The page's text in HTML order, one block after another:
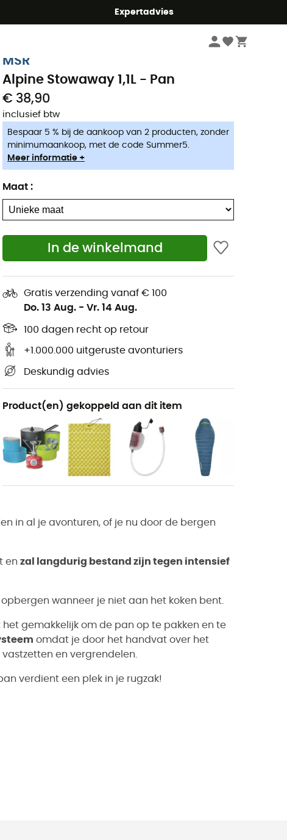
Expertadvies
Pannen & Kookgerei
MSR
Alpine Stowaway 1,1L - Pan
€ 38,90
inclusief btw
Bespaar 5 % bij de aankoop van 2 producten, zonder
minimumaankoop, met de code Summer5.
Meer informatie +
Maat :
In de winkelmand
Gratis verzending vanaf € 100
Do. 13 Aug. - Vr. 14 Aug.
100 dagen recht op retour
+1.000.000 uitgeruste avonturiers
Deskundig advies
Product(en) gekoppeld aan dit item
in al je avonturen, of je nu door de bergen
en zal langdurig bestand zijn tegen intensief
opbergen wanneer je niet aan het koken bent.
het gemakkelijk om de pan op te pakken en te
omdat je door het handvat over het
en vergrendelen.
verdient een plek in je rugzak!